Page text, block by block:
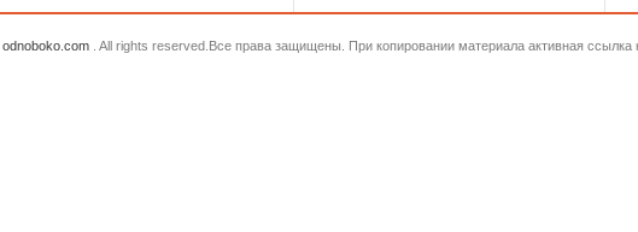
odnoboko.com . All rights reserved.Все права защищены. При копировании материала активная ссылка